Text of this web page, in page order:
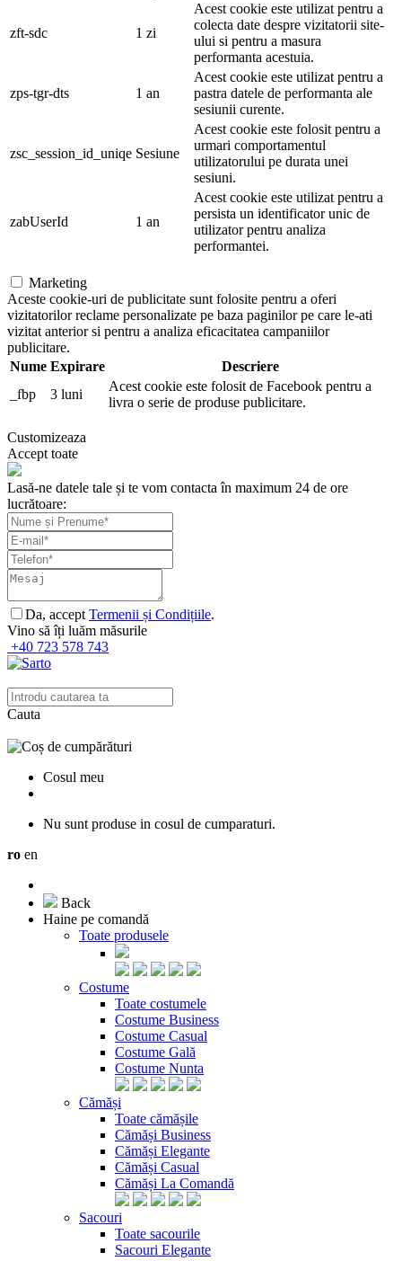
zft-sdc 1 zi
Acest cookie este utilizat pentru a
colecta date despre vizitatorii site-
ului si pentru a masura
performanta acestuia.
zps-tgr-dts 1 an
Acest cookie este utilizat pentru a
pastra datele de performanta ale
sesiunii curente.
zsc_session_id_uniqe Sesiune
Acest cookie este folosit pentru a
urmari comportamentul
utilizatorului pe durata unei
sesiuni.
zabUserId 1 an
Acest cookie este utilizat pentru a
persista un identificator unic de
utilizator pentru analiza
performantei.
Marketing
Aceste cookie-uri de publicitate sunt folosite pentru a oferi
vizitatorilor reclame personalizate pe baza paginilor pe care le-ati
vizitat anterior si pentru a analiza eficacitatea campaniilor
publicitare.
Nume Expirare
Descriere
_fbp
3 luni
Acest cookie este folosit de Facebook pentru a
livra o serie de produse publicitare.
Customizeaza
Accept toate
Lasă-ne datele tale și te vom contacta în maximum 24 de ore
lucrătoare:
Da, accept Termenii și Condițiile.
Vino să îți luăm măsurile
+40 723 578 743
Cauta
Cosul meu
Nu sunt produse in cosul de cumparaturi.
ro en
Back
Haine pe comandă
Toate produsele
Costume
Toate costumele
Costume Business
Costume Casual
Costume Gală
Costume Nunta
Cămăși
Toate cămășile
Cămăși Business
Cămăși Elegante
Cămăși Casual
Cămăși La Comandă
Sacouri
Toate sacourile
Sacouri Elegante